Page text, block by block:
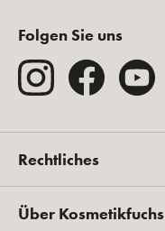
Folgen Sie uns
Rechtliches
Über Kosmetikfuchs